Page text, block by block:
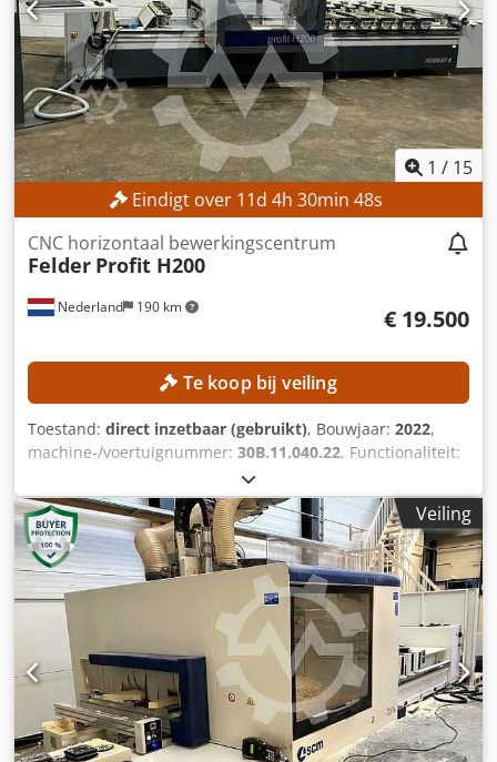
1 / 15
Eindigt over 11d 4h 30min 45s
Nederland 190 km
CNC horizontaal bewerkingscentrum
Felder Profit H200
€ 19.500
Te koop bij veiling
Toestand: direct inzetbaar (gebruikt), Bouwjaar: 2022,
machine-/voertuignummer: 30B.11.040.22, Functionaliteit:
, TECHNISCHE GEGEVENS Werkgebied
X-as: 3.300 mm Werkgebied Y-as: 1.280 mm Werkgebied Z-
as: 250 mm Verplaatsing X-as: 4.000 mm Verplaatsing Y-as:
1.670 mm Verplaatsing Z-as: 500 mm Freesspindel Aantal
freesspindels: 1 st. Max. spindeltoerental: 24.000 omw/min
Hoofdmotorvermogen: 11 kW
Gereedschapspaningssysteem: HSK-F63 Tafeluitvoering:
Balkentafel Tafellengte: 3.300 mm Tafelbreedte: 1.280 mm
Materiaalbevestiging: Pneumatisch Booreenheid
Boorgereedschap aanwezig Horizontale boorspindels: 4 st.
Verticale boorspindels: 12 st.
Gereedschapswisselaarposities: 12 st. MACHINEGEGEVENS
Aangestuurde assen: 4 st. Software: WoodFlash Spanning:
Veiling